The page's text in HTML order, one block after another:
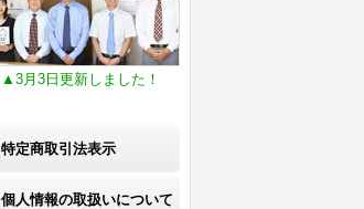
▲3月3日更新しました！
特定商取引法表示
個人情報の取扱いについて